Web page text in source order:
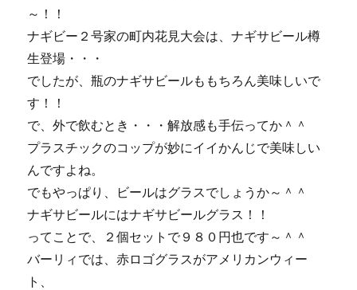
～！！
ナギビー２号家の町内花見大会は、ナギサビール樽
生登場・・・
でしたが、瓶のナギサビールももちろん美味しいで
す！！
で、外で飲むとき・・・解放感も手伝ってか＾＾
プラスチックのコップが妙にイイかんじで美味しい
んですよね。
でもやっぱり、ビールはグラスでしょうか～＾＾
ナギサビールにはナギサビールグラス！！
ってことで、２個セットで９８０円也です～＾＾
バーリィでは、赤ロゴグラスがアメリカンウィー
ト、